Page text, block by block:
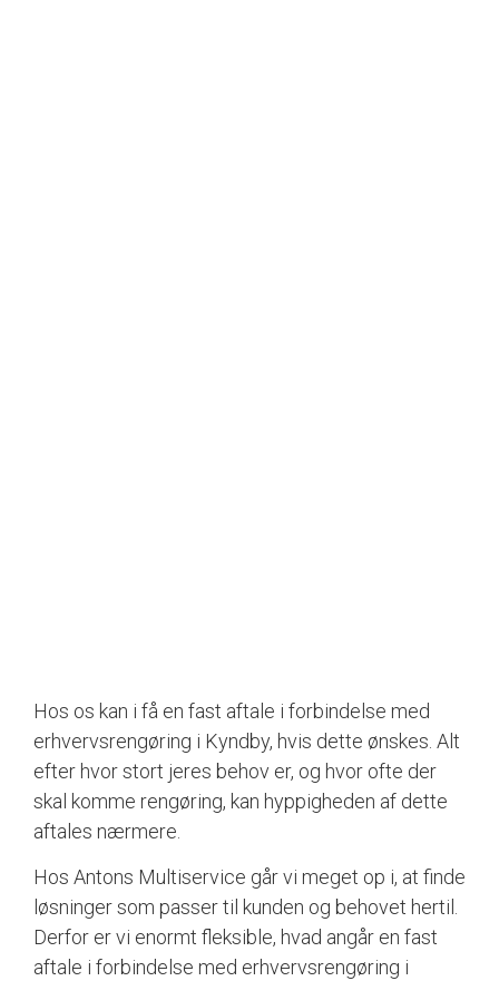
Hos os kan i få en fast aftale i forbindelse med
erhvervsrengøring i Kyndby, hvis dette ønskes. Alt
efter hvor stort jeres behov er, og hvor ofte der
skal komme rengøring, kan hyppigheden af dette
aftales nærmere.
Hos Antons Multiservice går vi meget op i, at finde
løsninger som passer til kunden og behovet hertil.
Derfor er vi enormt fleksible, hvad angår en fast
aftale i forbindelse med erhvervsrengøring i